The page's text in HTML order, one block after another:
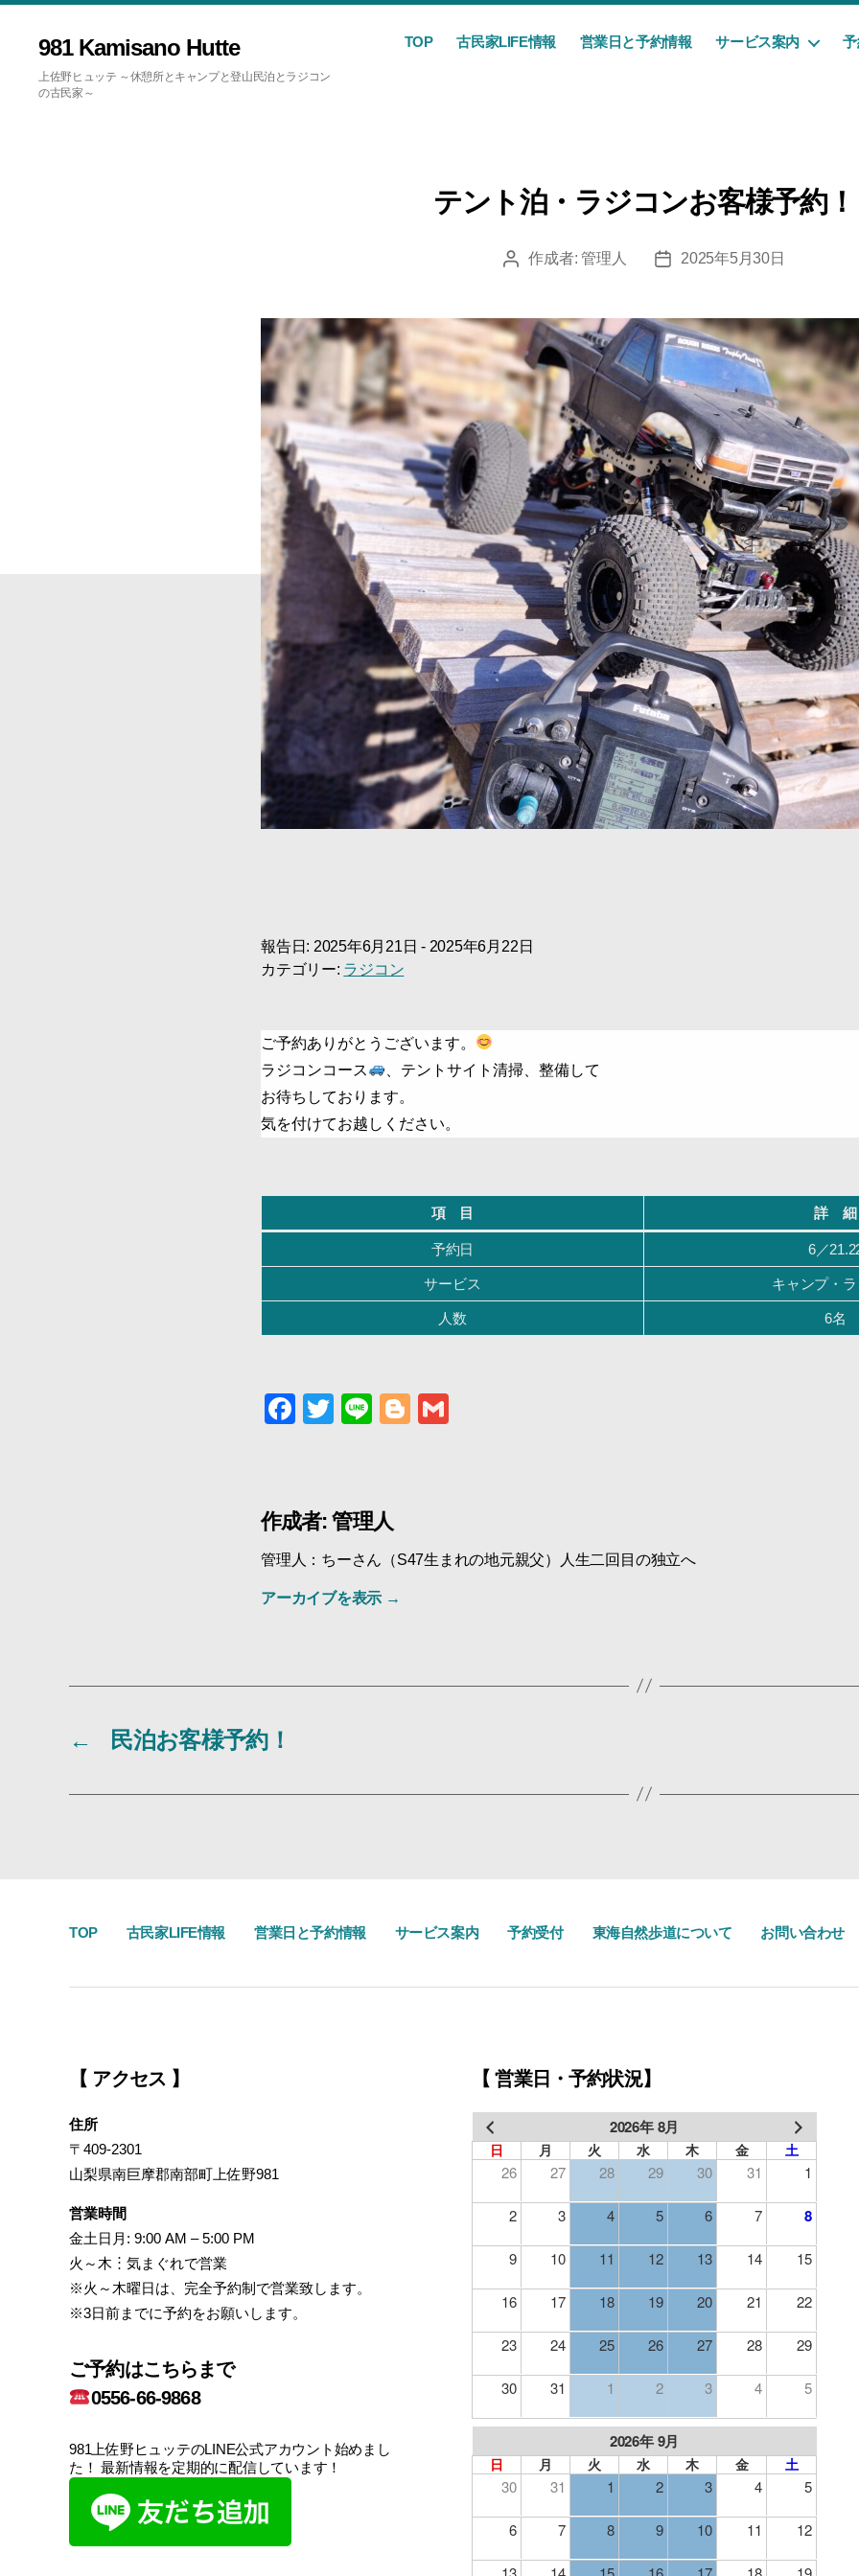
981 Kamisano Hutte
上佐野ヒュッテ ～休憩所とキャンプと登山民泊とラジコン
の古民家～
TOP 古民家LIFE情報 営業日と予約情報 サービス案内
テント泊・ラジコンお客様予約！
投
作成者:管理人
投
2025年5月30日
報告日: 2025年6月21日 - 2025年6月22日
カテゴリー: ラジコン
ご予約ありがとうございます。
ラジコンコース
、テントサイト清掃、整備して
お待ちしております。
気を付けてお越しください。
項 目 詳 細
予約日 6／
サービス キャンプ・
人数 6名
F
b
o
o
T
Li
Bl
作成者: 管理人
管理人：ちーさん（S47生まれの地元親父）人生二回目の独立へ
アーカイブを表示 →
← 民泊お客様予約！
TOP 古民家LIFE情報 営業日と予約情報 サービス案内 予約受付 東海自然歩道について お問い合わせ
【 アクセス 】
住所
〒409-2301
山梨県南巨摩郡南部町上佐野981
営業時間
金土日月: 9:00 AM – 5:00 PM
火～木︙気まぐれで営業
※火～木曜日は、完全予約制で営業致します。
※3日前までに予約をお願いします。
ご予約はこちらまで
0556-66-9868
981上佐野ヒュッテのLINE公式アカウント始めまし
た！ 最新情報を定期的に配信しています！
【 営業日・予約状況】
2026年 8月
日 月 火 水 木 金 土
26 27 28 29 30 31 1
2 3 4 5 6 7 8
9 10 11 12 13 14 15
16 17 18 19 20 21 22
23 24 25 26 27 28 29
30 31 1 2 3 4 5
2026年 9月
日 月 火 水 木 金 土
30 31 1 2 3 4 5
6 7 8 9 10 11 12